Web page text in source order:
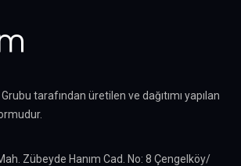
tarafından üretilen ve dağıtımı yapılan
Zübeyde Hanım Cad. No: 8 Çengelköy/